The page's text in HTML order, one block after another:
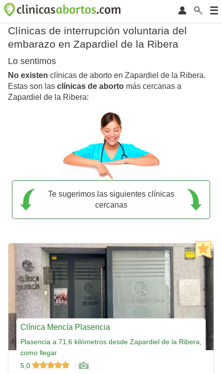
Clínicas de interrupción voluntaria del
embarazo en Zapardiel de la Ribera
Lo sentimos
No existen clínicas de aborto en Zapardiel de la Ribera.
Estas son las clínicas de aborto más cercanas a
Zapardiel de la Ribera:
Te sugerimos las siguientes clínicas
cercanas
Clínica Mencía Plasencia
Plasencia a 71,6 kilómetros desde Zapardiel de la Ribera,
como llegar
5,0